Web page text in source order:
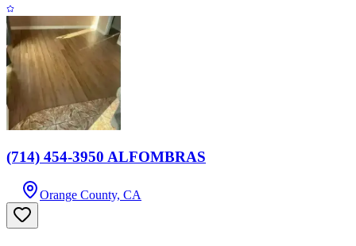
(714) 454-3950 ALFOMBRAS
Orange County, CA